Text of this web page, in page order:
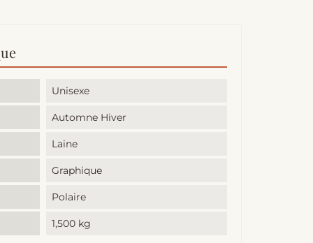
Unisexe
Automne Hiver
Laine
Graphique
Polaire
1,500 kg